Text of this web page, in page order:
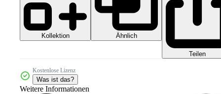
Kollektion Ähnlich
Teilen
Kostenlose Lizenz
Was ist das?
Weitere Informationen